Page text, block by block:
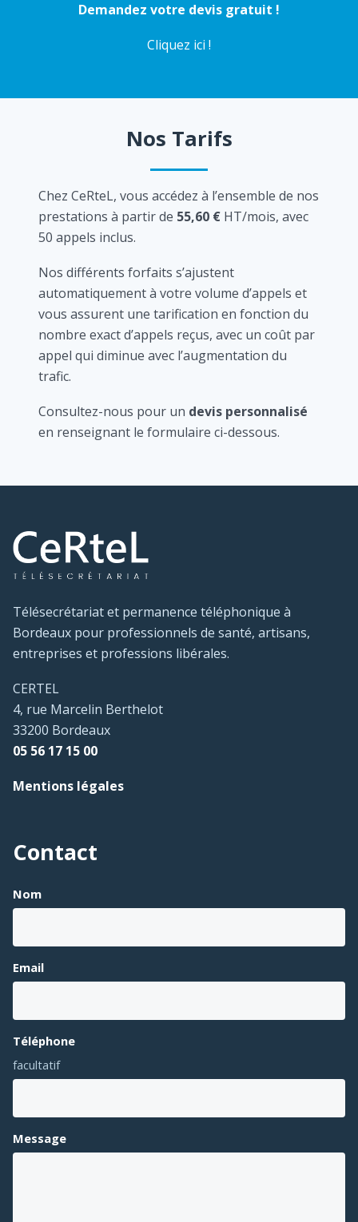
Demandez votre devis gratuit !
Cliquez ici !
Nos Tarifs
Chez CeRteL, vous accédez à l’ensemble de nos
prestations à partir de 55,60 € HT/mois, avec
50 appels inclus.
Nos différents forfaits s’ajustent
automatiquement à votre volume d’appels et
vous assurent une tarification en fonction du
nombre exact d’appels reçus, avec un coût par
appel qui diminue avec l’augmentation du
trafic.
Consultez-nous pour un devis personnalisé
en renseignant le formulaire ci-dessous.
Télésecrétariat et permanence téléphonique à
Bordeaux pour professionnels de santé, artisans,
entreprises et professions libérales.
CERTEL
4, rue Marcelin Berthelot
33200 Bordeaux
05 56 17 15 00
Mentions légales
Contact
Nom
Email
Téléphone
facultatif
Message